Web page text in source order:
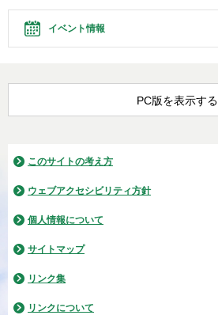
イベント情報
PC版を表示する
このサイトの考え方
ウェブアクセシビリティ方針
個人情報について
サイトマップ
リンク集
リンクについて